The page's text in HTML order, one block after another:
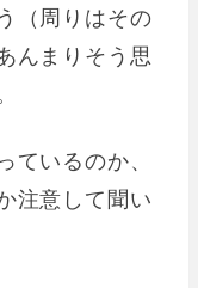
（周りはその
んまりそう思
ているのか、
注意して聞い